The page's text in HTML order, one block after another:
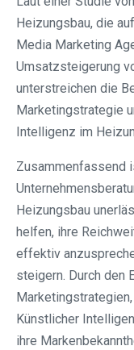
Heizungsbau, die
Media Marketing
Umsatzsteigerung
unterstreichen die
Marketingstrategie
Intelligenz im
Zusammenfassend
Heizungsbau
helfen, ihre
effektiv
steigern. Durch den
Künstlicher
ihre